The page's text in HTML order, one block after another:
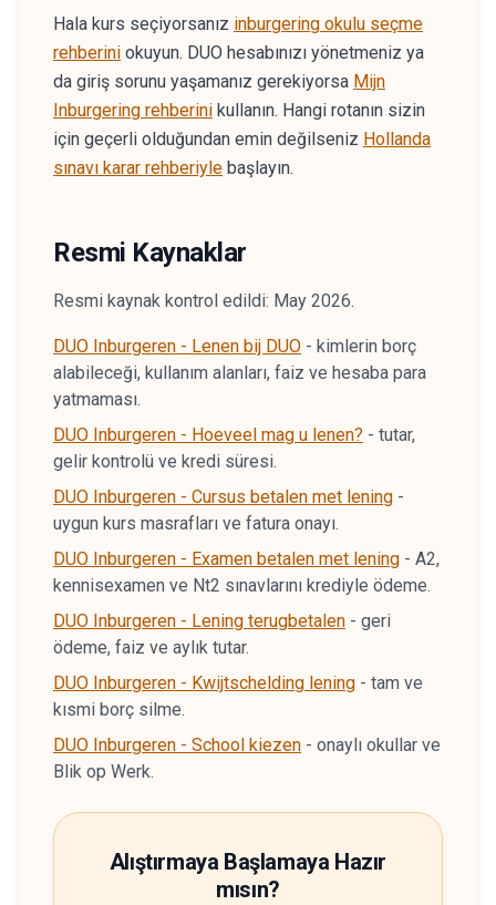
Hala kurs seçiyorsanız inburgering okulu seçme
rehberini okuyun. DUO hesabınızı yönetmeniz ya
da giriş sorunu yaşamanız gerekiyorsa Mijn
Inburgering rehberini kullanın. Hangi rotanın sizin
için geçerli olduğundan emin değilseniz Hollanda
sınavı karar rehberiyle başlayın.
Resmi Kaynaklar
Resmi kaynak kontrol edildi: May 2026.
DUO Inburgeren - Lenen bij DUO - kimlerin borç
alabileceği, kullanım alanları, faiz ve hesaba para
yatmaması.
DUO Inburgeren - Hoeveel mag u lenen? - tutar,
gelir kontrolü ve kredi süresi.
DUO Inburgeren - Cursus betalen met lening -
uygun kurs masrafları ve fatura onayı.
DUO Inburgeren - Examen betalen met lening - A2,
kennisexamen ve Nt2 sınavlarını krediyle ödeme.
DUO Inburgeren - Lening terugbetalen - geri
ödeme, faiz ve aylık tutar.
DUO Inburgeren - Kwijtschelding lening - tam ve
kısmi borç silme.
DUO Inburgeren - School kiezen - onaylı okullar ve
Blik op Werk.
Alıştırmaya Başlamaya Hazır
mısın?